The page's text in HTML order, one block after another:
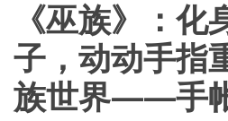
《巫族》：化
子，动动手指
族世界——手